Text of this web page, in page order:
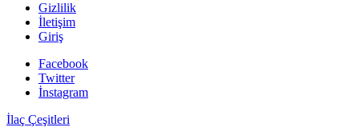
Gizlilik
İletişim
Giriş
Facebook
Twitter
İnstagram
İlaç Çeşitleri